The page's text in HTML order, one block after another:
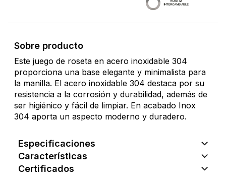
Sobre producto
Este juego de roseta en acero inoxidable 304
proporciona una base elegante y minimalista para
la manilla. El acero inoxidable 304 destaca por su
resistencia a la corrosión y durabilidad, además de
ser higiénico y fácil de limpiar. En acabado Inox
304 aporta un aspecto moderno y duradero.
Especificaciones
Características
Certificados